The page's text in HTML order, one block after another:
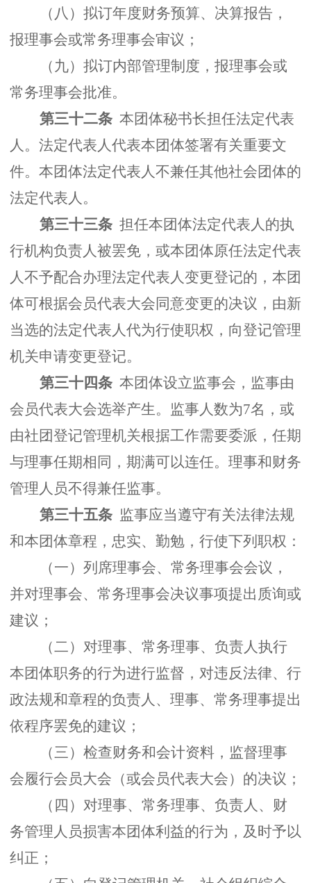
（八）拟订年度财务预算、决算报告，
报理事会或常务理事会审议；
（九）拟订内部管理制度，报理事会或
常务理事会批准。
第三十二条 本团体秘书长担任法定代表
人。法定代表人代表本团体签署有关重要文
件。本团体法定代表人不兼任其他社会团体的
法定代表人。
第三十三条 担任本团体法定代表人的执
行机构负责人被罢免，或本团体原任法定代表
人不予配合办理法定代表人变更登记的，本团
体可根据会员代表大会同意变更的决议，由新
当选的法定代表人代为行使职权，向登记管理
机关申请变更登记。
第三十四条 本团体设立监事会，监事由
会员代表大会选举产生。监事人数为7名，或
由社团登记管理机关根据工作需要委派，任期
与理事任期相同，期满可以连任。理事和财务
管理人员不得兼任监事。
第三十五条 监事应当遵守有关法律法规
和本团体章程，忠实、勤勉，行使下列职权：
（一）列席理事会、常务理事会会议，
并对理事会、常务理事会决议事项提出质询或
建议；
（二）对理事、常务理事、负责人执行
本团体职务的行为进行监督，对违反法律、行
政法规和章程的负责人、理事、常务理事提出
依程序罢免的建议；
（三）检查财务和会计资料，监督理事
会履行会员大会（或会员代表大会）的决议；
（四）对理事、常务理事、负责人、财
务管理人员损害本团体利益的行为，及时予以
纠正；